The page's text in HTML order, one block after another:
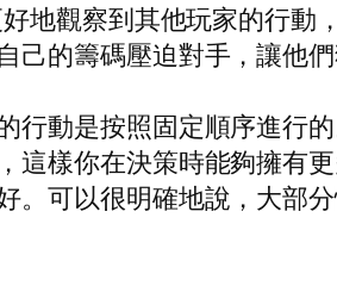
地觀察到其他玩家的行動
的籌碼壓迫對手，讓他們
行動是按照固定順序進行
這樣你在決策時能夠擁有
。可以很明確地說，大部